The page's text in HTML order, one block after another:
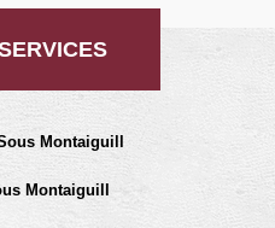
Montaiguill
Montaiguill